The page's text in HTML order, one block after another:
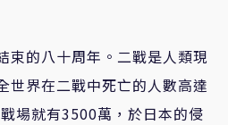
束的八十周年。二戰是人類現
世界在二戰中死亡的人數高達
場就有3500萬，於日本的侵